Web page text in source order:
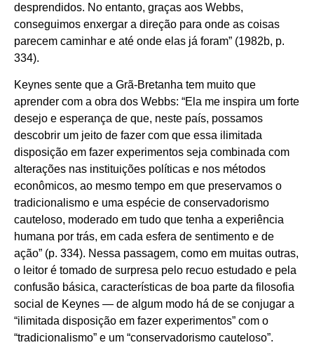
desprendidos. No entanto, graças aos Webbs,
conseguimos enxergar a direção para onde as coisas
parecem caminhar e até onde elas já foram” (1982b, p.
334).
Keynes sente que a Grã-Bretanha tem muito que
aprender com a obra dos Webbs: “Ela me inspira um forte
desejo e esperança de que, neste país, possamos
descobrir um jeito de fazer com que essa ilimitada
disposição em fazer experimentos seja combinada com
alterações nas instituições políticas e nos métodos
econômicos, ao mesmo tempo em que preservamos o
tradicionalismo e uma espécie de conservadorismo
cauteloso, moderado em tudo que tenha a experiência
humana por trás, em cada esfera de sentimento e de
ação” (p. 334). Nessa passagem, como em muitas outras,
o leitor é tomado de surpresa pelo recuo estudado e pela
confusão básica, características de boa parte da filosofia
social de Keynes — de algum modo há de se conjugar a
“ilimitada disposição em fazer experimentos” com o
“tradicionalismo” e um “conservadorismo cauteloso”.